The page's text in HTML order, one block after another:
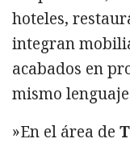
hoteles,
integran
acabados en
mismo
»En el área de